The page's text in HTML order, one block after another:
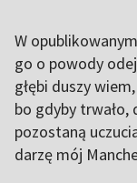
W
go o powody
głębi duszy
bo gdyby trwało,
pozostaną
darzę mój